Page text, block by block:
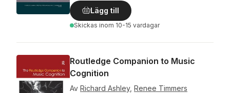
Lägg till
Skickas inom 10-15 vardagar
Routledge Companion to Music
Cognition
Av Richard Ashley, Renee Timmers